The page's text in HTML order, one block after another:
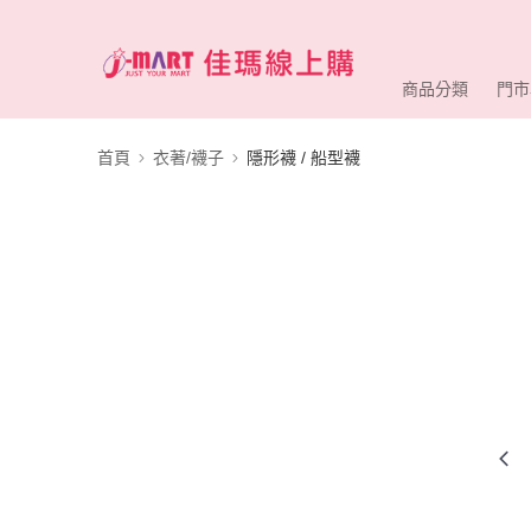
商品分類 門
首頁 衣著/襪子 隱形襪 / 船型襪